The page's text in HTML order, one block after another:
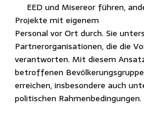
EED und Misereor führen,
Projekte mit eigenem
Personal vor Ort durch. Sie
Partnerorganisationen, die die
verantworten. Mit diesem
betroffenen
erreichen, insbesondere auch
politischen Rahmenbedingungen.